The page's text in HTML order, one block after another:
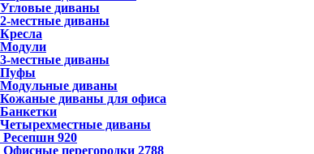
Угловые диваны
2-местные диваны
Кресла
Модули
3-местные диваны
Пуфы
Модульные диваны
Кожаные диваны для офиса
Банкетки
Четырехместные диваны
Ресепшн 920
Офисные перегородки 2788